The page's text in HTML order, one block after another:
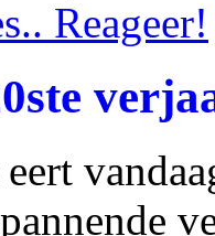
Reageer!